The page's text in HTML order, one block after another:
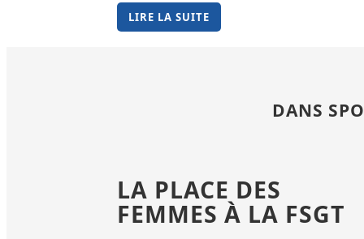
LIRE LA SUITE
DANS
LA PLACE DES
FEMMES À LA FSGT